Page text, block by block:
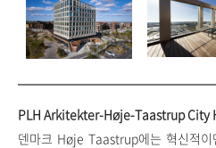
PLH Arkitekter-Høje-Taastrup City
덴마크 Høje Taastrup에는 혁신적